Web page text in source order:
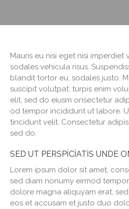
Mauris eu nisi eget nisi imperdiet
sodales vehicula risus.
blandit tortor eu, sodales justo.
suscipit volutpat, turpis enim
elit, sed do eiusm onsectetur
od tempor incididunt ut labore.
tincidunt velit. Consectetur
sed do.
SED UT PERSPICIATIS UNDE
Lorem ipsum dolor sit amet,
sed diam nonumy eirmod
dolore magna aliquyam erat,
eos et accusam et justo duo